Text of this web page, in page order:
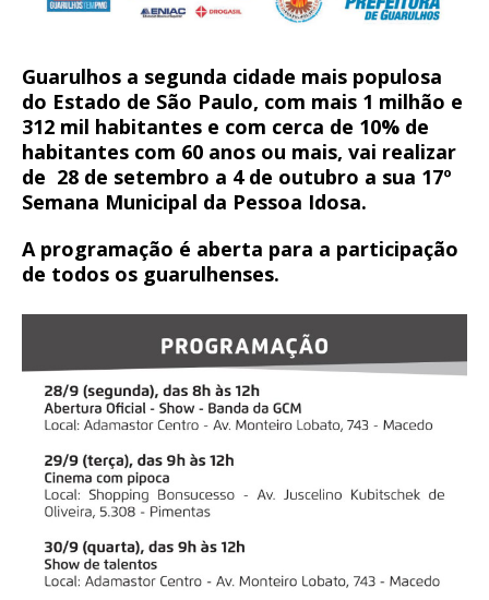
Guarulhos a segunda cidade mais populosa
do Estado de São Paulo, com mais 1 milhão e
312 mil habitantes e com cerca de 10% de
habitantes com 60 anos ou mais, vai realizar
de 28 de setembro a 4 de outubro a sua 17º
Semana Municipal da Pessoa Idosa.
A programação é aberta para a participação
de todos os guarulhenses.